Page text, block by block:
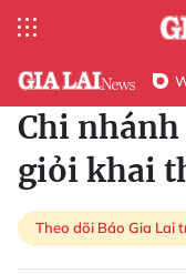
Chi
giỏi khai
Theo dõi Báo Gia Lai